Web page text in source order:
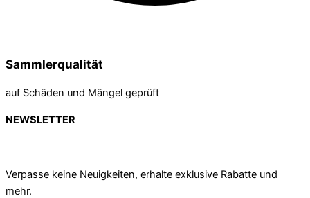
Sammlerqualität
auf Schäden und Mängel geprüft
NEWSLETTER
Verpasse keine Neuigkeiten, erhalte exklusive Rabatte und
mehr.